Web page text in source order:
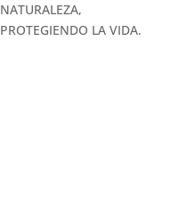
NATURALEZA,
PROTEGIENDO LA VIDA.